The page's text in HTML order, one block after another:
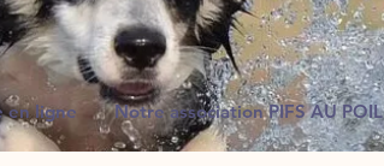
en ligne Notre association PIFS AU POIL